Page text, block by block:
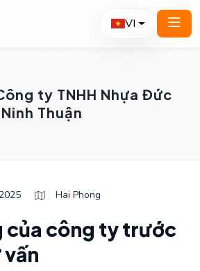
VI
ty TNHH Nhựa Đức
Thuận
Hai Phong
của công ty trước
vấn